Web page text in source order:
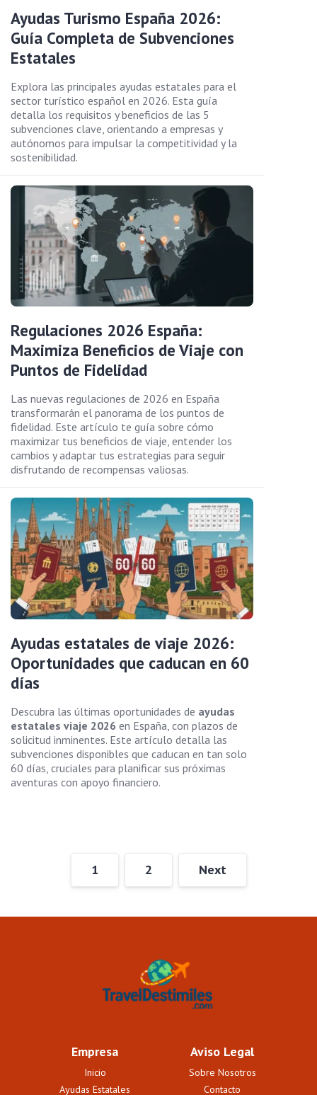
Ayudas Turismo España 2026:
Guía Completa de Subvenciones
Estatales
Explora las principales ayudas estatales para el
sector turístico español en 2026. Esta guía
detalla los requisitos y beneficios de las 5
subvenciones clave, orientando a empresas y
autónomos para impulsar la competitividad y la
sostenibilidad.
Regulaciones 2026 España:
Maximiza Beneficios de Viaje con
Puntos de Fidelidad
Las nuevas regulaciones de 2026 en España
transformarán el panorama de los puntos de
fidelidad. Este artículo te guía sobre cómo
maximizar tus beneficios de viaje, entender los
cambios y adaptar tus estrategias para seguir
disfrutando de recompensas valiosas.
Ayudas estatales de viaje 2026:
Oportunidades que caducan en 60
días
Descubra las últimas oportunidades de ayudas
estatales viaje 2026 en España, con plazos de
solicitud inminentes. Este artículo detalla las
subvenciones disponibles que caducan en tan solo
60 días, cruciales para planificar sus próximas
aventuras con apoyo financiero.
1 2 Next
Empresa
Inicio
Ayudas Estatales
Aviso Legal
Sobre Nosotros
Contacto